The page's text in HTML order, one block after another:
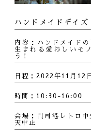
ハンドメイドデイ
内容：ハンドメイド
生まれる愛おしいモ
う！
日程：2022年11月
時間：10:30-16:00
会場：門司港レトロ
天中止